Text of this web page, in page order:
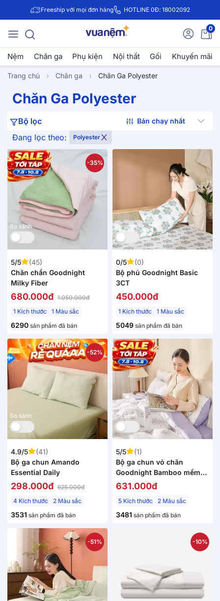
Freeship với mọi đơn hàng HOTLINE 0Đ: 18002092
0
Nệm Chăn ga Phụ kiện Nội thất Gối Khuyến mãi
Trang chủ Chăn ga Chăn Ga Polyester
Chăn Ga Polyester
Đang lọc theo: Polyester
Bộ lọc
So sánh
-35%
5/5
(45)
Chăn chần Goodnight
Milky Fiber
680.000đ 1.050.000đ
1 Kích thước
1 Màu sắc
6290 sản phẩm đã bán
So sánh
0/5
(0)
Bộ phủ Goodnight Basic
3CT
450.000đ
1 Kích thước 1 Màu sắc
5049 sản phẩm đã bán
So sánh
-52%
4.9/5
(41)
Bộ ga chun Amando
Essential Daily
298.000đ 625.000đ
4 Kích thước
2 Màu sắc
3531 sản phẩm đã bán
So sánh
5/5
(1)
Bộ ga chun vỏ chăn
Goodnight Bamboo mềm
mại, điều hòa thân nhiệt
631.000đ
5 Kích thước 2 Màu sắc
3481 sản phẩm đã bán
-51% -10%